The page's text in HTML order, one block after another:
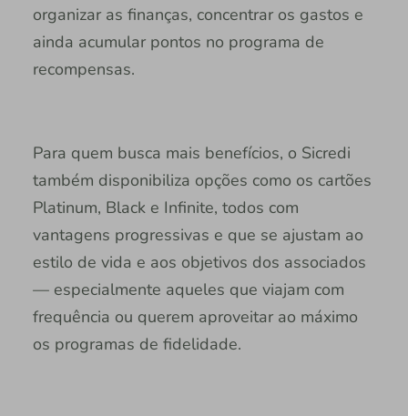
organizar as finanças, concentrar os gastos e
ainda acumular pontos no programa de
recompensas.
Para quem busca mais benefícios, o Sicredi
também disponibiliza opções como os cartões
Platinum, Black e Infinite, todos com
vantagens progressivas e que se ajustam ao
estilo de vida e aos objetivos dos associados
— especialmente aqueles que viajam com
frequência ou querem aproveitar ao máximo
os programas de fidelidade.